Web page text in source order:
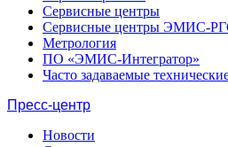
Сервисные центры
Сервисные центры ЭМИС-
Метрология
ПО «ЭМИС-Интегратор»
Часто задаваемые
Пресс-центр
Новости